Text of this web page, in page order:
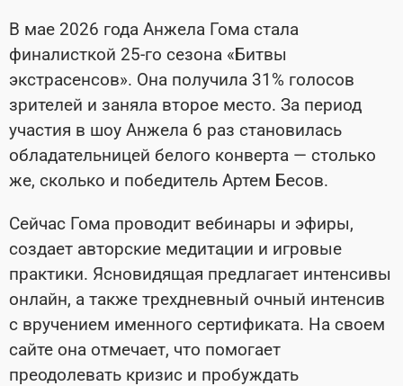
В мае 2026 года Анжела Гома стала
финалисткой 25-го сезона «Битвы
экстрасенсов». Она получила 31% голосов
зрителей и заняла второе место. За период
участия в шоу Анжела 6 раз становилась
обладательницей белого конверта — столько
же, сколько и победитель Артем Бесов.
Сейчас Гома проводит вебинары и эфиры,
создает авторские медитации и игровые
практики. Ясновидящая предлагает интенсивы
онлайн, а также трехдневный очный интенсив
с вручением именного сертификата. На своем
сайте она отмечает, что помогает
преодолевать кризис и пробуждать